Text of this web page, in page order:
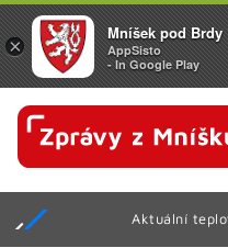
Aktuální
×
Mníšek pod Brdy
AppSisto
- In Google Play